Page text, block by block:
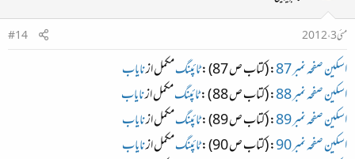
مئی 3، 2012
#14
اسکین صفحہ نمبر 87 : (کتاب ص 87) : ٹائپنگ مکمل ازنایاب
اسکین صفحہ نمبر 88
: (کتاب ص 88 ) : ٹائپنگ مکمل ازنایاب
اسکین صفحہ نمبر 89
: (کتاب ص 89) : ٹائپنگ مکمل ازنایاب
اسکین صفحہ نمبر 90
: (کتاب ص 90) : ٹائپنگ مکمل ازنایاب